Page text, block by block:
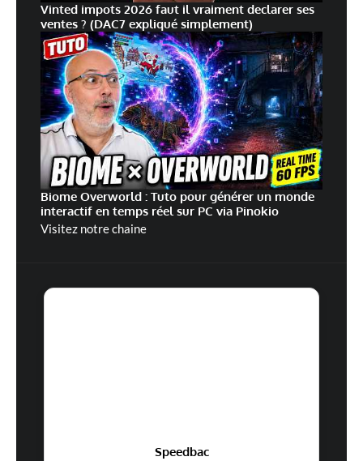
Vinted impots 2026 faut il vraiment declarer ses
ventes ? (DAC7 expliqué simplement)
Biome Overworld : Tuto pour générer un monde
interactif en temps réel sur PC via Pinokio
Visitez notre chaine
Speedbac